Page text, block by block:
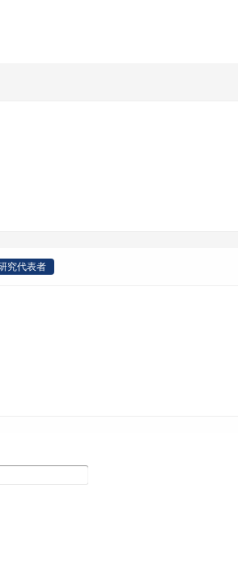
究代表者